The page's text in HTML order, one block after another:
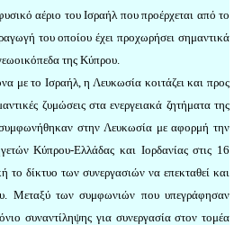
αέριο του Ισραήλ που προέρχεται από το
του οποίου έχει προχωρήσει σημαντικά
της Κύπρου.
με το Ισραήλ, η Λευκωσία κοιτάζει και προς
ζυμώσεις στα ενεργειακά ζητήματα της
στην Λευκωσία με αφορμή την
Κύπρου-Ελλάδας και Ιορδανίας στις 16
το δίκτυο των συνεργασιών να επεκταθεί και
Μεταξύ των συμφωνιών που υπεγράφησαν
συναντίληψης για συνεργασία στον τομέα